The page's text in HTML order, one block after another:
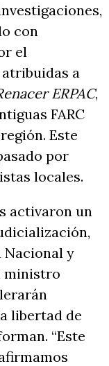
con
el
a
ERPAC,
FARC
Este
por
locales.
activaron un
Nacional y
ministro
libertad de
“Este